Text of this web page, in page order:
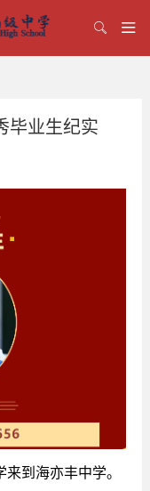
 
毕业生纪实
到海亦丰中学。